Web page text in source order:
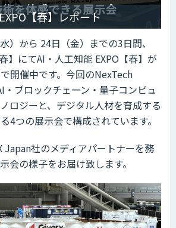
【春】レポート
）から 24日（金）までの3日間、
】にてAI・人工知能 EXPO【春】が
開催中です。今回のNexTech
・ブロックチェーン・量子コンピュ
ロジーと、デジタル人材を育成する
4つの展示会で構成されています。
Japan社のメディアパートナーを務
会の様子をお届け致します。